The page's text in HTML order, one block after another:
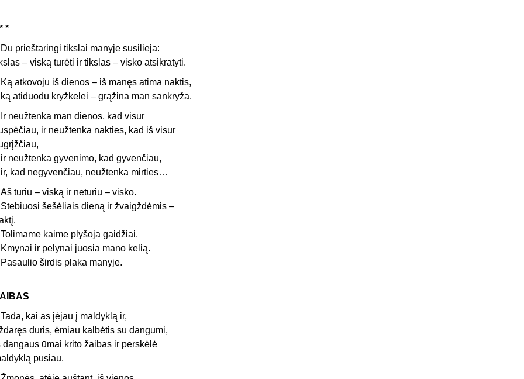
*
prieštaringi tikslai manyje susilieja:
– viską turėti ir tikslas – visko atsikratyti.
atkovoju iš dienos – iš manęs atima naktis,
atiduodu kryžkelei – grąžina man sankryža.
neužtenka man dienos, kad visur
ir neužtenka nakties, kad iš visur
neužtenka gyvenimo, kad gyvenčiau,
kad negyvenčiau, neužtenka mirties…
turiu – viską ir neturiu – visko.
šešėliais dieną ir žvaigždėmis –
kaime plyšoja gaidžiai.
ir pelynai juosia mano kelią.
širdis plaka manyje.
kai as įėjau į maldyklą ir,
duris, ėmiau kalbėtis su dangumi,
dangaus ūmai krito žaibas ir perskėlė
pusiau.